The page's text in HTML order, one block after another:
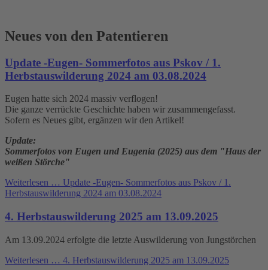
Neues von den Patentieren
Update -Eugen- Sommerfotos aus Pskov / 1.
Herbstauswilderung 2024 am 03.08.2024
Eugen hatte sich 2024 massiv verflogen!
Die ganze verrückte Geschichte haben wir zusammengefasst.
Sofern es Neues gibt, ergänzen wir den Artikel!
Update:
Sommerfotos von Eugen und Eugenia (2025) aus dem "Haus der
weißen Störche"
Weiterlesen … Update -Eugen- Sommerfotos aus Pskov / 1.
Herbstauswilderung 2024 am 03.08.2024
4. Herbstauswilderung 2025 am 13.09.2025
Am 13.09.2024 erfolgte die letzte Auswilderung von Jungstörchen
Weiterlesen … 4. Herbstauswilderung 2025 am 13.09.2025